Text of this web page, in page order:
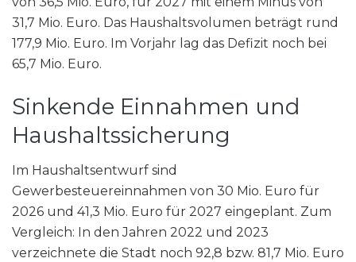
31,7 Mio. Euro. Das Haushaltsvolumen beträgt rund
177,9 Mio. Euro. Im Vorjahr lag das Defizit noch bei
65,7 Mio. Euro.
Sinkende Einnahmen und
Haushaltssicherung
Im Haushaltsentwurf sind
Gewerbesteuereinnahmen von 30 Mio. Euro für
2026 und 41,3 Mio. Euro für 2027 eingeplant. Zum
Vergleich: In den Jahren 2022 und 2023
verzeichnete die Stadt noch 92,8 bzw. 81,7 Mio. Euro